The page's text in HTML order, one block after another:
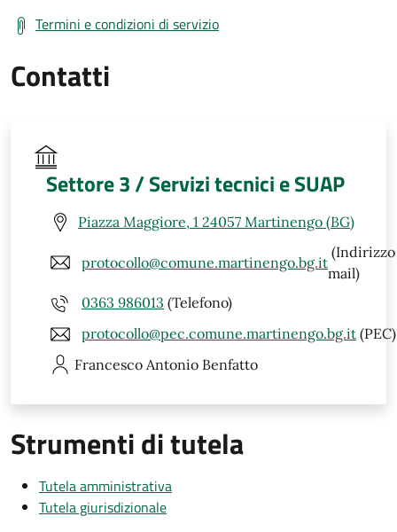
Termini e condizioni di servizio
Contatti
Settore 3 / Servizi tecnici e SUAP
Piazza Maggiore, 1 24057 Martinengo (BG)
protocollo@comune.martinengo.bg.it
(Indirizzo
mail)
0363 986013 (Telefono)
protocollo@pec.comune.martinengo.bg.it (PEC)
Francesco Antonio Benfatto
Strumenti di tutela
Tutela amministrativa
Tutela giurisdizionale